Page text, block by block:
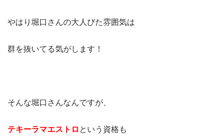
やはり堀口さんの大人びた雰囲気は
群を抜いてる気がします！
そんな堀口さんなんですが、
テキーラマエストロ という資格も